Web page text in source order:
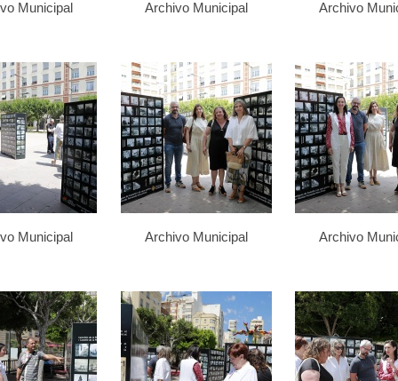
Municipal Archivo Municipal Archivo
Municipal Archivo Municipal Archivo